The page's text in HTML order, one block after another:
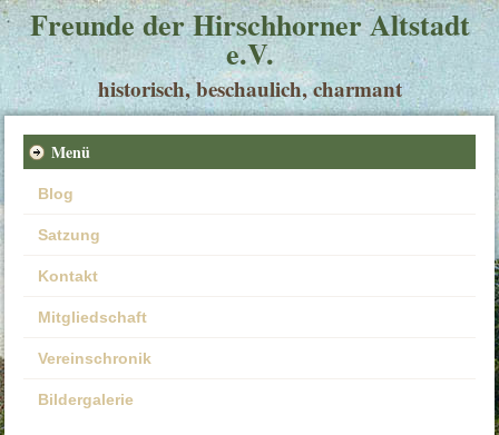
Freunde der Hirschhorner Altstadt
e.V.
historisch, beschaulich, charmant
Menü
Blog
Satzung
Kontakt
Mitgliedschaft
Vereinschronik
Bildergalerie